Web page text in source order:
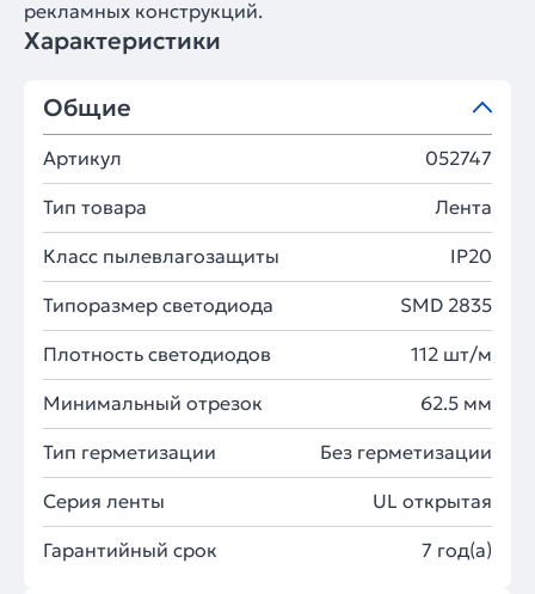
рекламных конструкций.
Характеристики
Общие
Артикул 052747
Тип товара Лента
Класс пылевлагозащиты IP20
Типоразмер светодиода SMD 2835
Плотность светодиодов 112 шт/м
Минимальный отрезок 62.5 мм
Тип герметизации Без герметизации
Серия ленты UL открытая
Гарантийный срок 7 год(а)